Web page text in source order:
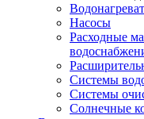
Насосы
Расходные
Системы
Системы
Солнечные